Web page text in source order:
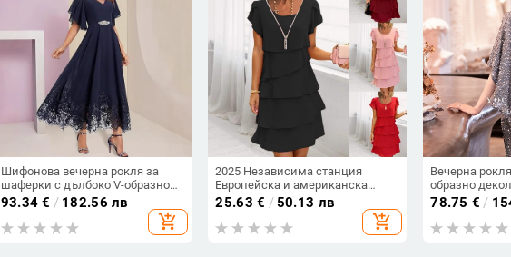
Шифонова вечерна рокля за
шаферки с дълбоко V-образно
деколте, дантела, къси ръкави,
дълга пола, полиестер
93.34 € / 182.56 лв
add_shopping_cart
2025 Независима станция
Европейска и американска
трансгранична нова лятна рокля
с къс ръкав и кръгло деколте,
плътен цвят, жени
25.63 € /50.13 лв
add_shopping_cart
Вечерна
образно
рибешка
дълга пола,
78.75 € /